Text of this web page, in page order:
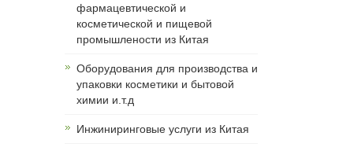
фармацевтической и
косметической и пищевой
промышлености из Китая
Оборудования для производства и
упаковки косметики и бытовой
химии и.т.д
Инжиниринговые услуги из Китая